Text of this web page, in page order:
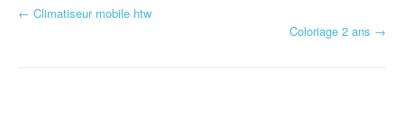
Navigation d'article
← Climatiseur mobile htw
Coloriage 2 ans →